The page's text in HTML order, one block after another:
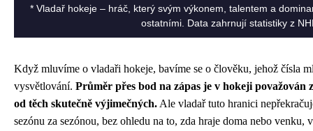
* Vladař hokeje – hráč, který svým výkonem, talentem a
ostatními. Data zahrnují statistiky z
Když mluvíme o vladaři hokeje, bavíme se o člověku, jehož čísla
vysvětlování. Průměr přes bod na zápas je v hokeji
od těch skutečně výjimečných. Ale vladař tuto hranici
sezónu za sezónou, bez ohledu na to, zda hraje doma nebo